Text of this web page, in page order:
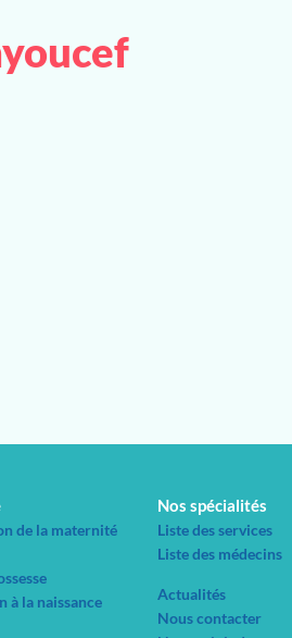
de la maternité
à la naissance
Nos spécialités
Liste des services
Liste des médecins
Actualités
Nous contacter